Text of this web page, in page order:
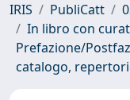
IRIS PubliCatt
In libro con
Prefazione/
catalogo,